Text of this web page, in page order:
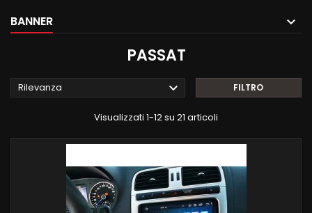
BANNER
PASSAT
Rilevanza  FILTRO
Visualizzati 1-12 su 21 articoli